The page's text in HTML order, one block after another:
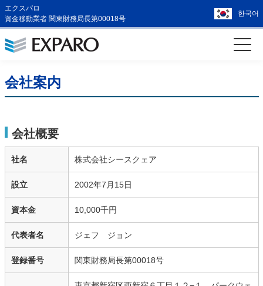
エクスパロ
資金移動業者 関東財務局長第00018号
한국어
会社案内
会社概要
社名 株式会社シースクェア
設立 2002年7月15日
資本金 10,000千円
代表者名 ジェフ ジョン
登録番号 関東財務局長第00018号